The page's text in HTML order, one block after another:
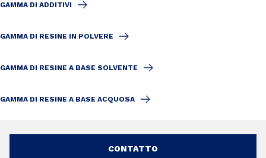
GAMMA DI ADDITIVI
GAMMA DI RESINE IN POLVERE
GAMMA DI RESINE A BASE SOLVENTE
GAMMA DI RESINE A BASE ACQUOSA
CONTATTO